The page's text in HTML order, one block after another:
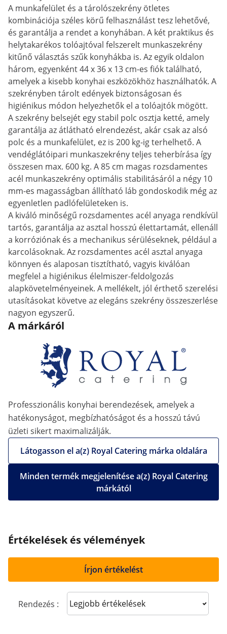
A munkafelület és a tárolószekrény ötletes
kombinációja széles körű felhasználást tesz lehetővé,
és garantálja a rendet a konyhában. A két praktikus és
helytakarékos tolóajtóval felszerelt munkaszekrény
kitűnő választás szűk konyhákba is. Az egyik oldalon
három, egyenként 44 x 36 x 13 cm-es fiók található,
amelyek a kisebb konyhai eszközökhöz használhatók. A
szekrényben tárolt edények biztonságosan és
higiénikus módon helyezhetők el a tolóajtók mögött.
A szekrény belsejét egy stabil polc osztja ketté, amely
garantálja az átlátható elrendezést, akár csak az alsó
polc és a munkafelület, ez is 200 kg-ig terhelhető. A
vendéglátóipari munkaszekrény teljes teherbírása így
összesen max. 600 kg. A 85 cm magas rozsdamentes
acél munkaszekrény optimális stabilitásáról a négy 10
mm-es magasságban állítható láb gondoskodik még az
egyenletlen padlófelületeken is.
A kiváló minőségű rozsdamentes acél anyaga rendkívül
tartós, garantálja az asztal hosszú élettartamát, ellenáll
a korróziónak és a mechanikus sérüléseknek, például a
karcolásoknak. Az rozsdamentes acél asztal anyaga
könnyen és alaposan tisztítható, vagyis kiválóan
megfelel a higiénikus élelmiszer-feldolgozás
alapkövetelményeinek. A mellékelt, jól érthető szerelési
utasításokat követve az elegáns szekrény összeszerlése
nagyon egyszerű.
A márkáról
Professzionális konyhai berendezések, amelyek a
hatékonyságot, megbízhatóságot és a hosszú távú
üzleti sikert maximalizálják.
Látogasson el a(z) Royal Catering márka oldalára
Minden termék megjelenítése a(z) Royal Catering
márkától
Értékelések és vélemények
Írjon értékelést
Rendezés : Sort reviews